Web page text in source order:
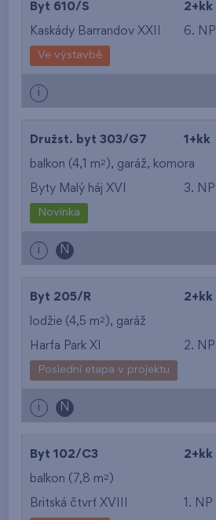
Byt 610/S 2+kk
Kaskády Barrandov XXII 6. NP
Ve výstavbě
i
Družst. byt 303/G7 1+kk
balkon (4,1 m2 ), garáž, komora
Byty Malý háj XVI 3. NP
Novinka
i N
Byt 205/R 2+kk
lodžie (4,5 m2 ), garáž
Harfa Park XI 2. NP
Poslední etapa v projektu
i N
Byt 102/C3 2+kk
balkon (7,8 m2 )
Britská čtvrť XVIII 1. NP